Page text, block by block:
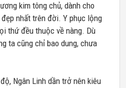
kim tông chủ, dành cho
nhất trên đời. Y phục lộng
thứ đều thuộc về nàng. Dù
ta cũng chỉ bao dung, chưa
Ngân Linh dần trở nên kiêu